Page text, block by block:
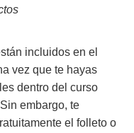
incluidos en el
vez que te hayas
dentro del curso
embargo, te
el folleto o